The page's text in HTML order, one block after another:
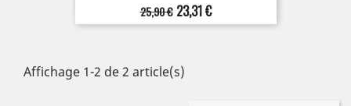
Prix
de
25,90 € Prix
23,31 €
Affichage 1-2 de 2 article(s)